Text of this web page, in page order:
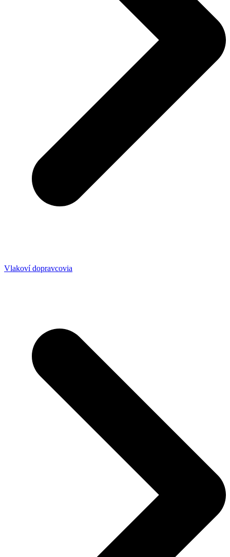
Vlakoví dopravcovia